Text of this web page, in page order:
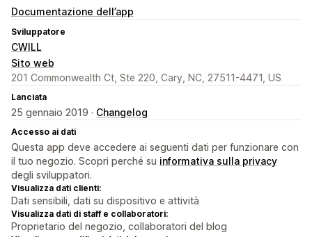
Documentazione dell’app
Sviluppatore
CWILL
Sito web
201 Commonwealth Ct, Ste 220, Cary, NC, 27511-4471, US
Lanciata
25 gennaio 2019 · Changelog
Accesso ai dati
Questa app deve accedere ai seguenti dati per funzionare con
il tuo negozio. Scopri perché su informativa sulla privacy
degli sviluppatori.
Visualizza dati clienti:
Dati sensibili, dati su dispositivo e attività
Visualizza dati di staff e collaboratori:
Proprietario del negozio, collaboratori del blog